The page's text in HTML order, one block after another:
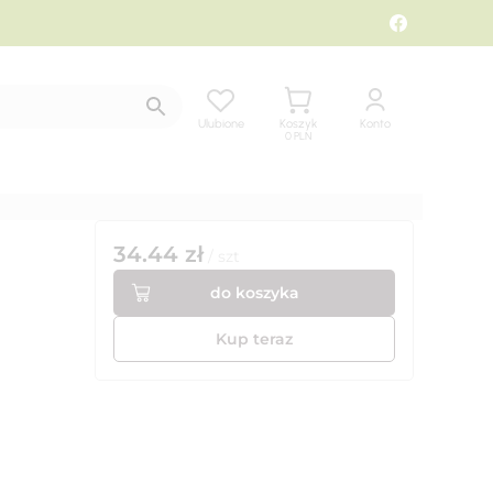
Ulubione
Koszyk
0 PLN
Konto
34.44 zł
do koszyka
Kup teraz